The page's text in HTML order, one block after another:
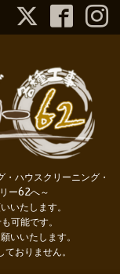
ハウスクリーニング・
ー62へ～
いたします。
可能です。
いいたします。
おりません。